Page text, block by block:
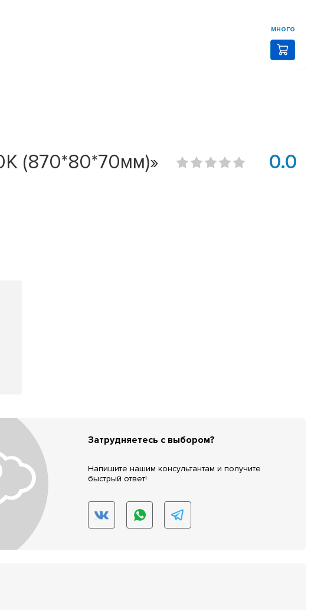
много
(870*80*70мм)» 0.0
Затрудняетесь с выбором?
Напишите нашим консультантам и получите
быстрый ответ!